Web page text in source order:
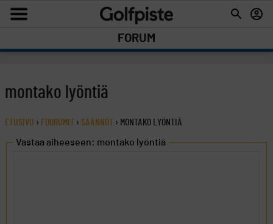
FORUM
montako lyöntiä
ETUSIVU › FOORUMIT › SÄÄNNÖT › MONTAKO LYÖNTIÄ
Vastaa aiheeseen: montako lyöntiä